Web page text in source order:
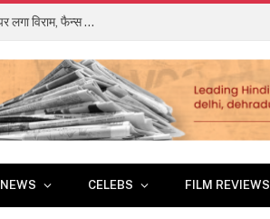
अल्लू अर्जुन की ‘राका’ में नहीं दिखेंगे शाहरुख खान, कैमियो की चर्चाओं पर लगा विराम, फैन्स को झटका
CELEBS FILM REVIEWS